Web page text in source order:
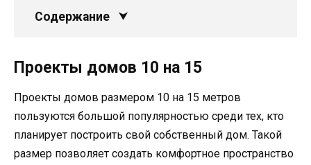
Содержание
Проекты домов 10 на 15
Проекты домов размером 10 на 15 метров
пользуются большой популярностью среди тех, кто
планирует построить свой собственный дом. Такой
размер позволяет создать комфортное пространство